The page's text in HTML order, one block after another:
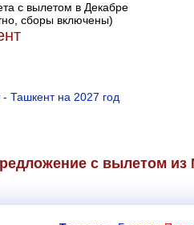
с вылетом в Декабре
сборы включены)
Ташкент на 2027 год
с вылетом из